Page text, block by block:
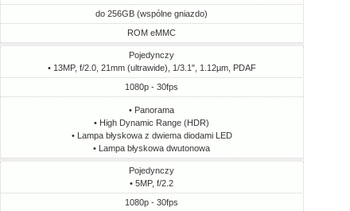
do 256GB (wspólne gniazdo)
ROM eMMC
Pojedynczy
• 13MP, f/2.0, 21mm (ultrawide), 1/3.1", 1.12µm, PDAF
1080p - 30fps
• Panorama
• High Dynamic Range (HDR)
• Lampa błyskowa z dwiema diodami LED
• Lampa błyskowa dwutonowa
Pojedynczy
• 5MP, f/2.2
1080p - 30fps